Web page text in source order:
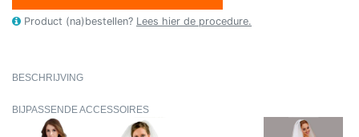
Product (na)bestellen? Lees hier de procedure.
BESCHRIJVING
BIJPASSENDE ACCESSOIRES